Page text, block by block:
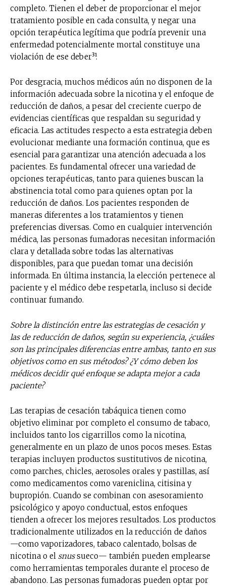
completo. Tienen el deber de proporcionar el mejor
tratamiento posible en cada consulta, y negar una
opción terapéutica legítima que podría prevenir una
enfermedad potencialmente mortal constituye una
violación de ese deber³¹.
Por desgracia, muchos médicos aún no disponen de la
información adecuada sobre la nicotina y el enfoque de
reducción de daños, a pesar del creciente cuerpo de
evidencias científicas que respaldan su seguridad y
eficacia. Las actitudes respecto a esta estrategia deben
evolucionar mediante una formación continua, que es
esencial para garantizar una atención adecuada a los
pacientes. Es fundamental ofrecer una variedad de
opciones terapéuticas, tanto para quienes buscan la
abstinencia total como para quienes optan por la
reducción de daños. Los pacientes responden de
maneras diferentes a los tratamientos y tienen
preferencias diversas. Como en cualquier intervención
médica, las personas fumadoras necesitan información
clara y detallada sobre todas las alternativas
disponibles, para que puedan tomar una decisión
informada. En última instancia, la elección pertenece al
paciente y el médico debe respetarla, incluso si decide
continuar fumando.
Sobre la distinción entre las estrategias de cesación y
las de reducción de daños, según su experiencia, ¿cuáles
son las principales diferencias entre ambas, tanto en sus
objetivos como en sus métodos? ¿Y cómo deben los
médicos decidir qué enfoque se adapta mejor a cada
paciente?
Las terapias de cesación tabáquica tienen como
objetivo eliminar por completo el consumo de tabaco,
incluidos tanto los cigarrillos como la nicotina,
generalmente en un plazo de unos pocos meses. Estas
terapias incluyen productos sustitutivos de nicotina,
como parches, chicles, aerosoles orales y pastillas, así
como medicamentos como vareniclina, citisina y
bupropión. Cuando se combinan con asesoramiento
psicológico y apoyo conductual, estos enfoques
tienden a ofrecer los mejores resultados. Los productos
tradicionalmente utilizados en la reducción de daños
—como vaporizadores, tabaco calentado, bolsas de
nicotina o el snussueco— también pueden emplearse
como herramientas temporales durante el proceso de
abandono. Las personas fumadoras pueden optar por